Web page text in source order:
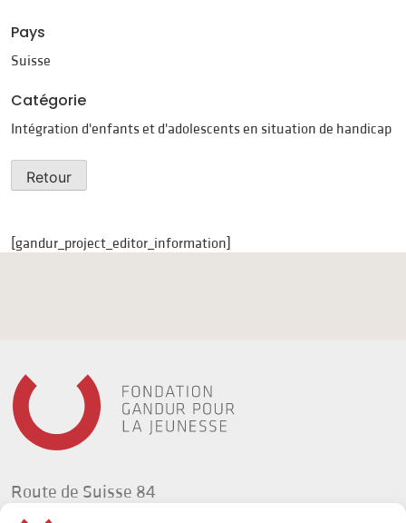
Pays
Suisse
Catégorie
Intégration d'enfants et d'adolescents en situation de handicap
Retour
[gandur_project_editor_information]
Route de Suisse 84
1295 Tannay